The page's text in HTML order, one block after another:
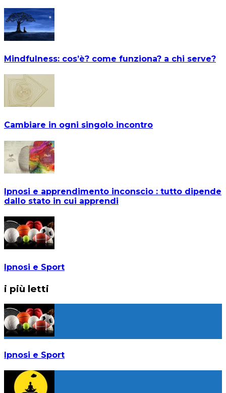
Mindfulness: cos’è? come funziona? a chi serve?
Cambiare in ogni singolo incontro
Ipnosi e apprendimento inconscio : tutto dipende
dallo stato in cui apprendi
Ipnosi e Sport
i più letti
Ipnosi e Sport